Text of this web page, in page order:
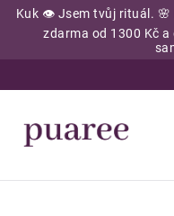
PřejítKuk 👁️ Jsem tvůj rituál.
zdarma od 1300 Kč